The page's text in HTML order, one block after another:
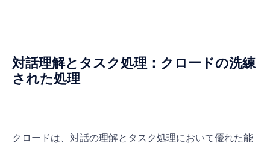
対話理解とタスク処理：クロードの洗練
された処理
クロードは、対話の理解とタスク処理において優れた能